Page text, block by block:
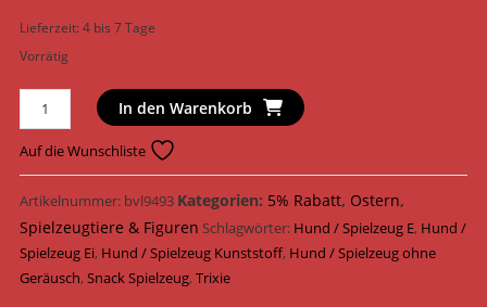
Lieferzeit:4 bis 7 Tage
Vorrätig
Trixie
Hundespielzeug
Steh
Auf
Snack
Ei
Kunststoff
13
In den Warenkorb
Auf die Wunschliste
Artikelnummer: bvl9493 Kategorien: 5% Rabatt, Ostern,
Spielzeugtiere & Figuren Schlagwörter: Hund / Spielzeug E, Hund /
Spielzeug Ei, Hund / Spielzeug Kunststoff, Hund / Spielzeug ohne
Geräusch,Snack Spielzeug,Trixie